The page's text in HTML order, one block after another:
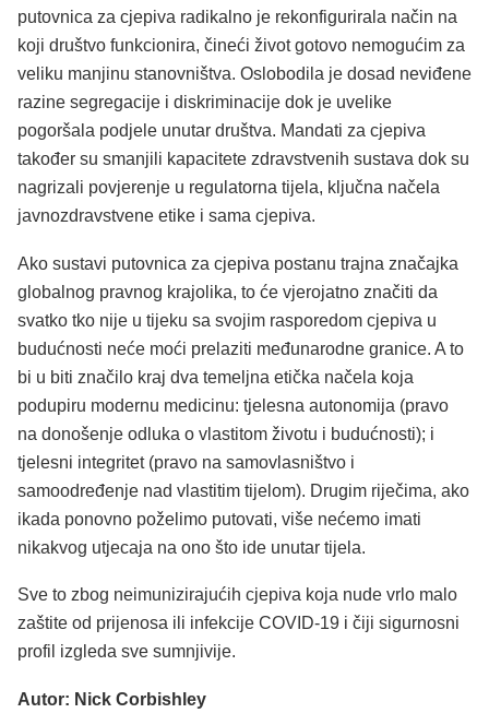
putovnica za cjepiva radikalno je rekonfigurirala način na
koji društvo funkcionira, čineći život gotovo nemogućim za
veliku manjinu stanovništva. Oslobodila je dosad neviđene
razine segregacije i diskriminacije dok je uvelike
pogoršala podjele unutar društva. Mandati za cjepiva
također su smanjili kapacitete zdravstvenih sustava dok su
nagrizali povjerenje u regulatorna tijela, ključna načela
javnozdravstvene etike i sama cjepiva.
Ako sustavi putovnica za cjepiva postanu trajna značajka
globalnog pravnog krajolika, to će vjerojatno značiti da
svatko tko nije u tijeku sa svojim rasporedom cjepiva u
budućnosti neće moći prelaziti međunarodne granice. A to
bi u biti značilo kraj dva temeljna etička načela koja
podupiru modernu medicinu: tjelesna autonomija (pravo
na donošenje odluka o vlastitom životu i budućnosti); i
tjelesni integritet (pravo na samovlasništvo i
samoodređenje nad vlastitim tijelom). Drugim riječima, ako
ikada ponovno poželimo putovati, više nećemo imati
nikakvog utjecaja na ono što ide unutar tijela.
Sve to zbog neimunizirajućih cjepiva koja nude vrlo malo
zaštite od prijenosa ili infekcije COVID-19 i čiji sigurnosni
profil izgleda sve sumnjivije.
Autor: Nick Corbishley